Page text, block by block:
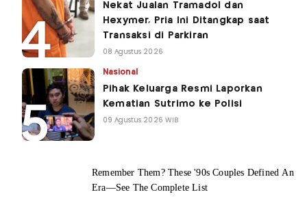
Nekat Jualan Tramadol dan
Hexymer, Pria Ini Ditangkap saat
Transaksi di Parkiran
08 Agustus 2026
Nasional
Pihak Keluarga Resmi Laporkan
Kematian Sutrimo ke Polisi
09 Agustus 2026 WIB